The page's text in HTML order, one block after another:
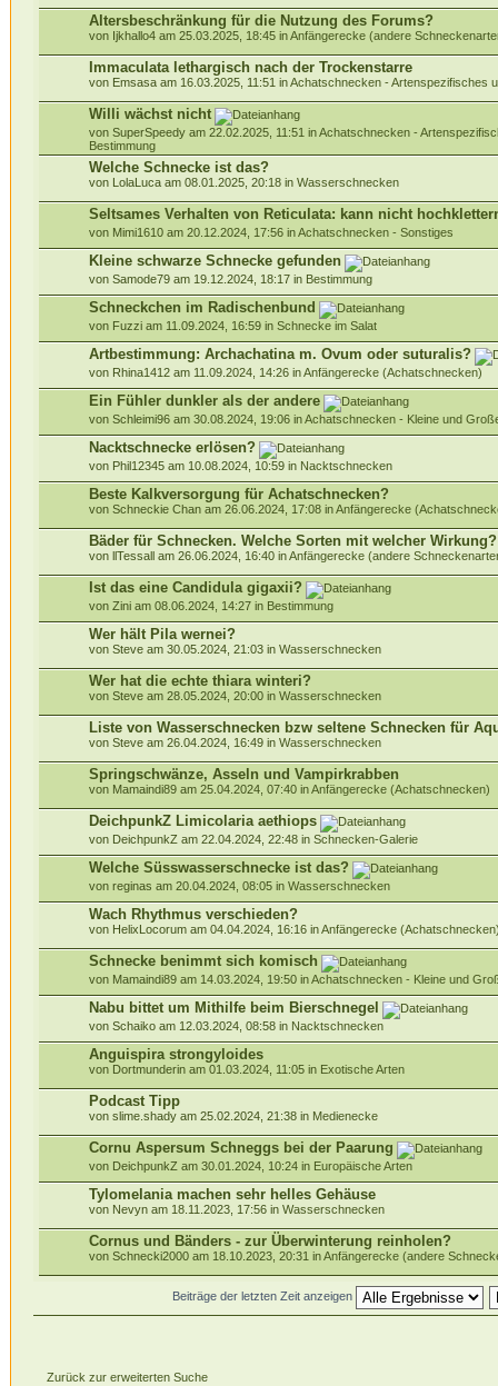
Altersbeschränkung für die Nutzung des Forums?
von Ijkhallo4 am 25.03.2025, 18:45 inAnfängerecke (andere
Immaculata lethargisch nach der Trockenstarre
von Emsasa am 16.03.2025, 11:51 inAchatschnecken - Artenspezifisches
Willi wächst nicht
von SuperSpeedy am 22.02.2025, 11:51 inAchatschnecken -
Bestimmung
Welche Schnecke ist das?
von LolaLuca am 08.01.2025, 20:18 in Wasserschnecken
Seltsames Verhalten von Reticulata: kann nicht
von Mimi1610 am 20.12.2024, 17:56 inAchatschnecken - Sonstiges
Kleine schwarze Schnecke gefunden
von Samode79 am 19.12.2024, 18:17 in Bestimmung
Schneckchen im Radischenbund
von Fuzzi am 11.09.2024, 16:59 in Schnecke im Salat
Artbestimmung: Archachatina m. Ovum oder suturalis?
von Rhina1412 am 11.09.2024, 14:26 inAnfängerecke (Achatschnecken)
Ein Fühler dunkler als der andere
von Schleimi96 am 30.08.2024, 19:06 inAchatschnecken - Kleine und
Nacktschnecke erlösen?
von Phil12345 am 10.08.2024, 10:59 in Nacktschnecken
Beste Kalkversorgung für Achatschnecken?
von Schneckie Chan am 26.06.2024, 17:08 inAnfängerecke
Bäder für Schnecken. Welche Sorten mit welcher Wirkung?
von llTessall am 26.06.2024, 16:40 inAnfängerecke (andere
Ist das eine Candidula gigaxii?
von Zini am 08.06.2024, 14:27 in Bestimmung
Wer hält Pila wernei?
von Steve am 30.05.2024, 21:03 in Wasserschnecken
Wer hat die echte thiara winteri?
von Steve am 28.05.2024, 20:00 in Wasserschnecken
Liste von Wasserschnecken bzw seltene Schnecken für
von Steve am 26.04.2024, 16:49 in Wasserschnecken
Springschwänze, Asseln und Vampirkrabben
von Mamaindi89 am 25.04.2024, 07:40 inAnfängerecke (Achatschnecken)
DeichpunkZ Limicolaria aethiops
von DeichpunkZ am 22.04.2024, 22:48 in Schnecken-Galerie
Welche Süsswasserschnecke ist das?
von reginas am 20.04.2024, 08:05 in Wasserschnecken
Wach Rhythmus verschieden?
von HelixLocorum am 04.04.2024, 16:16 inAnfängerecke
Schnecke benimmt sich komisch
von Mamaindi89 am 14.03.2024, 19:50 inAchatschnecken - Kleine und
Nabu bittet um Mithilfe beim Bierschnegel
von Schaiko am 12.03.2024, 08:58 in Nacktschnecken
Anguispira strongyloides
von Dortmunderin am 01.03.2024, 11:05 in Exotische Arten
Podcast Tipp
von slime.shady am 25.02.2024, 21:38 in Medienecke
Cornu Aspersum Schneggs bei der Paarung
von DeichpunkZ am 30.01.2024, 10:24 in Europäische Arten
Tylomelania machen sehr helles Gehäuse
von Nevyn am 18.11.2023, 17:56 in Wasserschnecken
Cornus und Bänders - zur Überwinterung reinholen?
von Schnecki2000 am 18.10.2023, 20:31 inAnfängerecke (andere
Beiträge der letzten Zeit anzeigen
Zurück zur erweiterten Suche